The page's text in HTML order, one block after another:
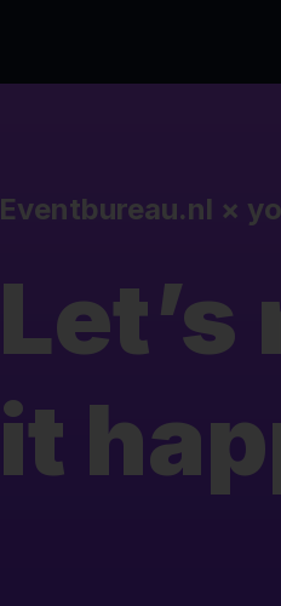
Eventbureau.nl ×
Let’s
it